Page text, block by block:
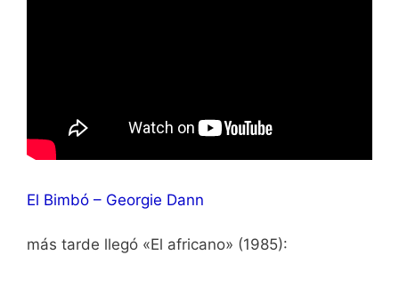
El Bimbó – Georgie Dann
más tarde llegó «El africano» (1985):